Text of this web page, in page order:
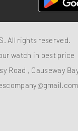
All rights reserved.
watch in best price
Road , Causeway